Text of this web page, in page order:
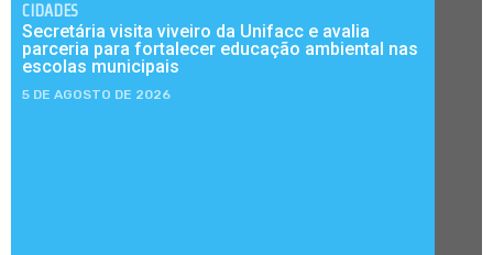
CIDADES
Secretária visita viveiro da Unifacc e avalia
parceria para fortalecer educação ambiental nas
escolas municipais
5 DE AGOSTO DE 2026